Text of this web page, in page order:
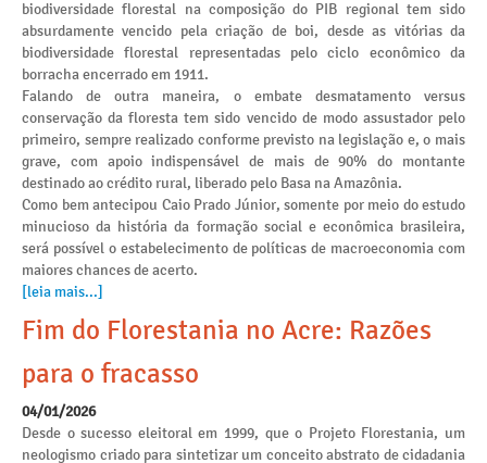
biodiversidade florestal na composição do PIB regional tem sido
absurdamente vencido pela criação de boi, desde as vitórias da
biodiversidade florestal representadas pelo ciclo econômico da
borracha encerrado em 1911.
Falando de outra maneira, o embate desmatamento versus
conservação da floresta tem sido vencido de modo assustador pelo
primeiro, sempre realizado conforme previsto na legislação e, o mais
grave, com apoio indispensável de mais de 90% do montante
destinado ao crédito rural, liberado pelo Basa na Amazônia.
Como bem antecipou Caio Prado Júnior, somente por meio do estudo
minucioso da história da formação social e econômica brasileira,
será possível o estabelecimento de políticas de macroeconomia com
maiores chances de acerto.
[leia mais...]
Fim do Florestania no Acre: Razões
para o fracasso
04/01/2026
Desde o sucesso eleitoral em 1999, que o Projeto Florestania, um
neologismo criado para sintetizar um conceito abstrato de cidadania